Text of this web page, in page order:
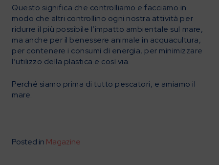
Questo significa che controlliamo e facciamo in
modo che altri controllino ogni nostra attività per
ridurre il più possibile l’impatto ambientale sul mare,
ma anche per il benessere animale in acquacultura,
per contenere i consumi di energia, per minimizzare
l’utilizzo della plastica e così via.
Perché siamo prima di tutto pescatori, e amiamo il
mare.
Posted in Magazine